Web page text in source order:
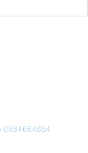
0984664654